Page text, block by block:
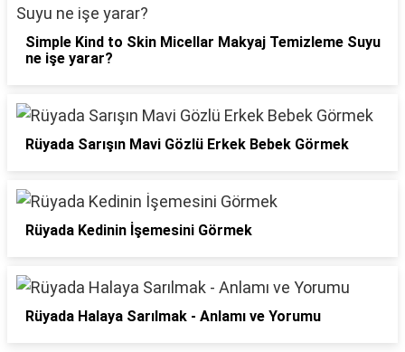
Simple Kind to Skin Micellar Makyaj Temizleme Suyu
ne işe yarar?
Rüyada Sarışın Mavi Gözlü Erkek Bebek Görmek
Rüyada Kedinin İşemesini Görmek
Rüyada Halaya Sarılmak - Anlamı ve Yorumu